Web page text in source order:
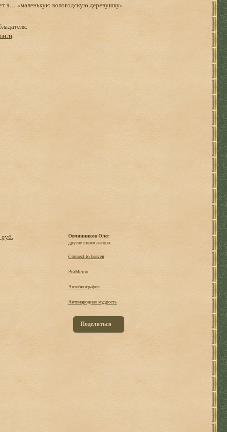
в… «маленькую вологодскую деревушку».
.
руб.
Овчинников Олег
другие книги автора:
Connect to heaven
ProМетро
Автобиография
Антинародная мудрость
Поделиться